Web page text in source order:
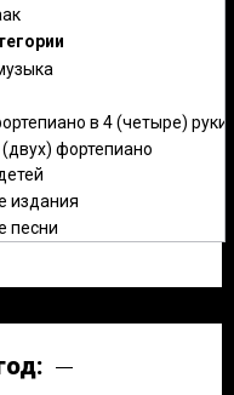
в 4 (четыре) руки
фортепиано
издания
песни
в развитии,
больше нот
фишками.